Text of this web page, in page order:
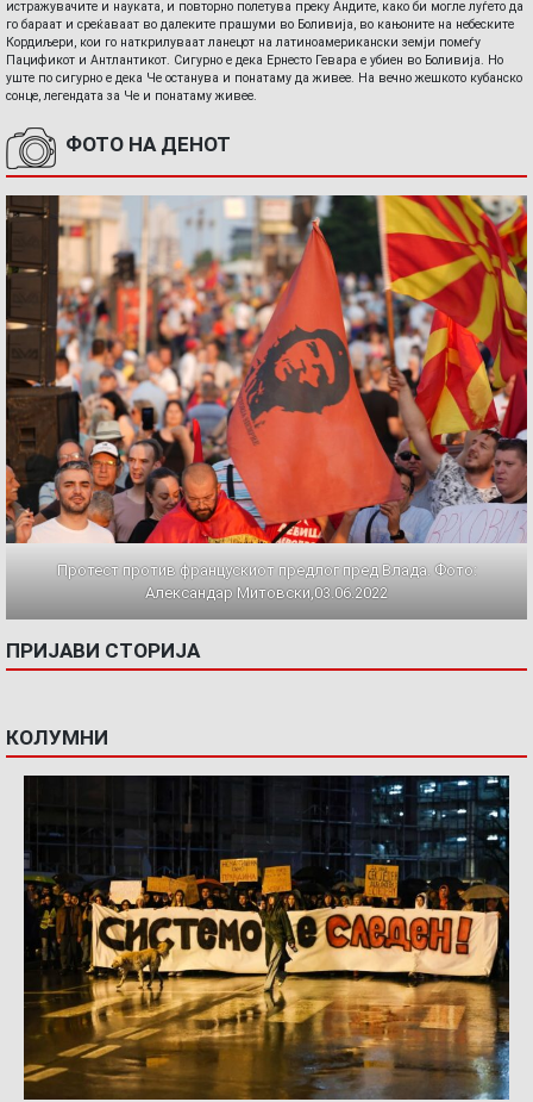
истражувачите и науката, и повторно полетува преку Андите, како би могле луѓето да
го бараат и среќаваат во далеките прашуми во Боливија, во кањоните на небеските
Кордиљери, кои го наткрилуваат ланецот на латиноамерикански земји помеѓу
Пацификот и Антлантикот. Сигурно е дека Ернесто Гевара е убиен во Боливија. Но
уште по сигурно е дека Че останува и понатаму да живее. На вечно жешкото кубанско
сонце, легендата за Че и понатаму живее.
ФОТО НА ДЕНОТ
Протест против францускиот предлог пред Влада. Фото:
Александар Митовски,03.06.2022
ПРИЈАВИ СТОРИЈА
КОЛУМНИ